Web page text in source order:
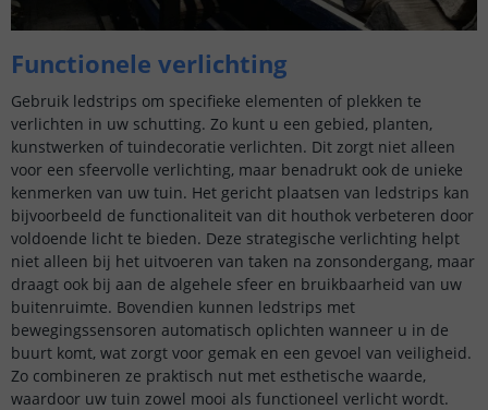
Functionele verlichting
Gebruik ledstrips om specifieke elementen of plekken te
verlichten in uw schutting. Zo kunt u een gebied, planten,
kunstwerken of tuindecoratie verlichten. Dit zorgt niet alleen
voor een sfeervolle verlichting, maar benadrukt ook de unieke
kenmerken van uw tuin. Het gericht plaatsen van ledstrips kan
bijvoorbeeld de functionaliteit van dit houthok verbeteren door
voldoende licht te bieden. Deze strategische verlichting helpt
niet alleen bij het uitvoeren van taken na zonsondergang, maar
draagt ook bij aan de algehele sfeer en bruikbaarheid van uw
buitenruimte. Bovendien kunnen ledstrips met
bewegingssensoren automatisch oplichten wanneer u in de
buurt komt, wat zorgt voor gemak en een gevoel van veiligheid.
Zo combineren ze praktisch nut met esthetische waarde,
waardoor uw tuin zowel mooi als functioneel verlicht wordt.